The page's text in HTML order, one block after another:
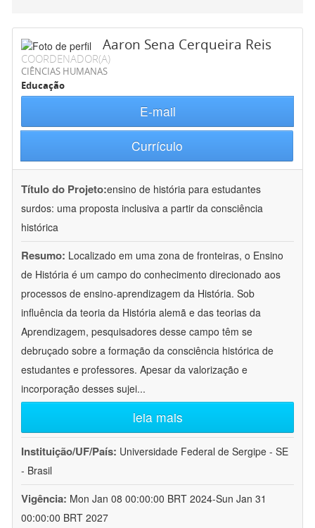
Aaron Sena Cerqueira Reis
COORDENADOR(A)
CIÊNCIAS HUMANAS
Educação
E-mail
Currículo
Título do Projeto:ensino de história para estudantes
surdos: uma proposta inclusiva a partir da consciência
histórica
Resumo: Localizado em uma zona de fronteiras, o Ensino
de História é um campo do conhecimento direcionado aos
processos de ensino-aprendizagem da História. Sob
influência da teoria da História alemã e das teorias da
Aprendizagem, pesquisadores desse campo têm se
debruçado sobre a formação da consciência histórica de
estudantes e professores. Apesar da valorização e
incorporação desses sujei...
leia mais
Instituição/UF/País: Universidade Federal de Sergipe - SE
- Brasil
Vigência: Mon Jan 08 00:00:00 BRT 2024-Sun Jan 31
00:00:00 BRT 2027